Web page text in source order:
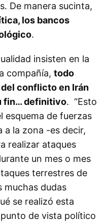
De manera sucinta,
los bancos
.
insisten en la
compañía, todo
conflicto en Irán
fin… definitivo. “Esto
esquema de fuerzas
a la zona -es decir,
realizar ataques
un mes o mes
terrestres de
muchas dudas
se realizó esta
de vista político